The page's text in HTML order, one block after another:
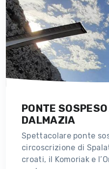
PONTE
DALMAZIA
Spettacolare ponte
circoscrizione di
croati, il Komoriak e